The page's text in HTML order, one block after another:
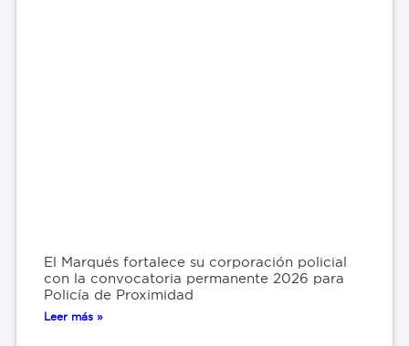
El Marqués fortalece su corporación policial
con la convocatoria permanente 2026 para
Policía de Proximidad
Leer más »